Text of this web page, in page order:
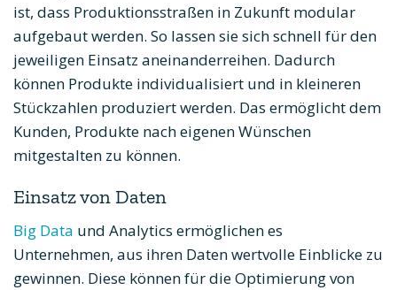
ist, dass Produktionsstraßen in Zukunft modular
aufgebaut werden. So lassen sie sich schnell für den
jeweiligen Einsatz aneinanderreihen. Dadurch
können Produkte individualisiert und in kleineren
Stückzahlen produziert werden. Das ermöglicht dem
Kunden, Produkte nach eigenen Wünschen
mitgestalten zu können.
Einsatz von Daten
Big Data und Analytics ermöglichen es
Unternehmen, aus ihren Daten wertvolle Einblicke zu
gewinnen. Diese können für die Optimierung von